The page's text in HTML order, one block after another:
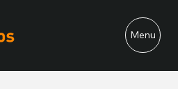
Menu